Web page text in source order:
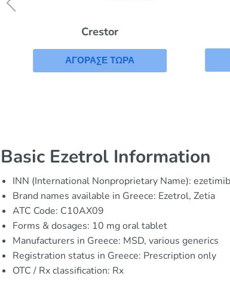
Crestor
ΑΓΟΡΑΣΕ ΤΩΡΑ
Basic Ezetrol Information
INN (International Nonproprietary Name):
Brand names available in Greece: Ezetrol, Zetia
ATC Code: C10AX09
Forms & dosages: 10 mg oral tablet
Manufacturers in Greece: MSD, various generics
Registration status in Greece: Prescription only
OTC / Rx classification: Rx